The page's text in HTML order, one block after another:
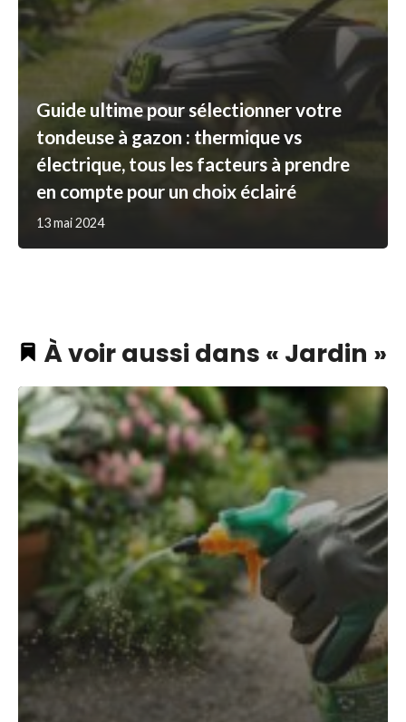
Guide ultime pour sélectionner votre
tondeuse à gazon : thermique vs
électrique, tous les facteurs à prendre
en compte pour un choix éclairé
13 mai 2024
À voir aussi dans « Jardin »